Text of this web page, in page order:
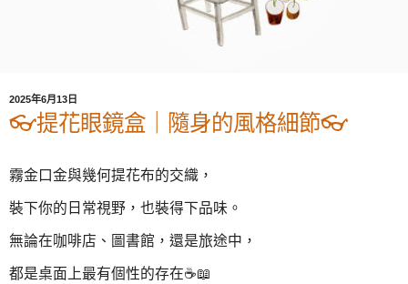
2025年6月13日
👓提花眼鏡盒｜隨身的風格細節👓
霧金口金與幾何提花布的交織，
裝下你的日常視野，也裝得下品味。
無論在咖啡店、圖書館，還是旅途中，
都是桌面上最有個性的存在☕📖